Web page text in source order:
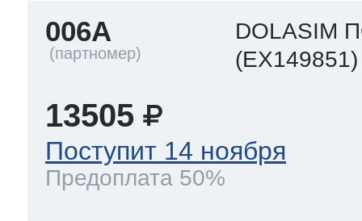
006A
DOLASIM
(EX149851)
13505
Поступит 14 ноября
Предоплата 50%